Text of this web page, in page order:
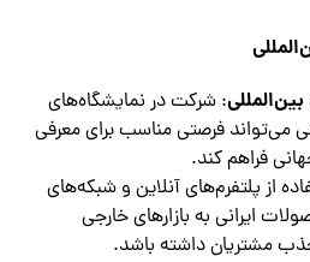
: شرکت در نمایشگاه‌های
می‌تواند فرصتی مناسب برای معرفی
فراهم کند.
از پلتفرم‌های آنلاین و شبکه‌های
ایرانی به بازارهای خارجی
جذب مشتریان داشته باشد.